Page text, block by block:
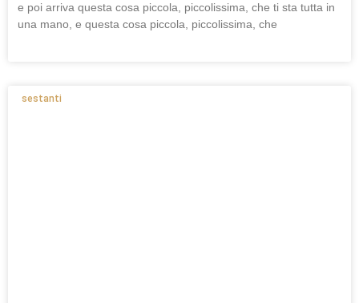
e poi arriva questa cosa piccola, piccolissima, che ti sta tutta in
una mano, e questa cosa piccola, piccolissima, che
sestanti